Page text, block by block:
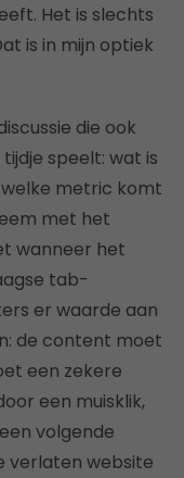
Het is slechts
is in mijn optiek
die ook
speelt: wat is
metric komt
met het
wanneer het
tab-
er waarde aan
de content moet
een zekere
een muisklik,
volgende
verlaten website